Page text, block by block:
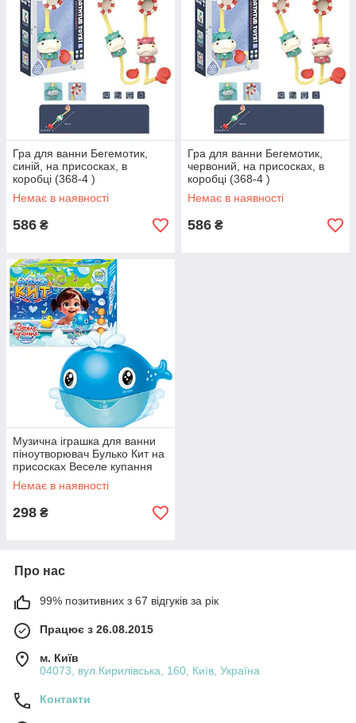
Гра для ванни Бегемотик,
синій, на присосках, в
коробці (368-4 )
Немає в наявності
586 ₴
Гра для ванни Бегемотик,
червоний, на присосках, в
коробці (368-4 )
Немає в наявності
586 ₴
Музична іграшка для ванни
піноутворювач Булько Кит на
присосках Веселе купання
від 18 міс уп 24*19,5*9см
(23232)
Немає в наявності
298 ₴
Про нас
99% позитивних з 67 відгуків за рік
Працює з 26.08.2015
м. Київ
04073, вул.Кирилівська, 160, Київ, Україна
Контакти